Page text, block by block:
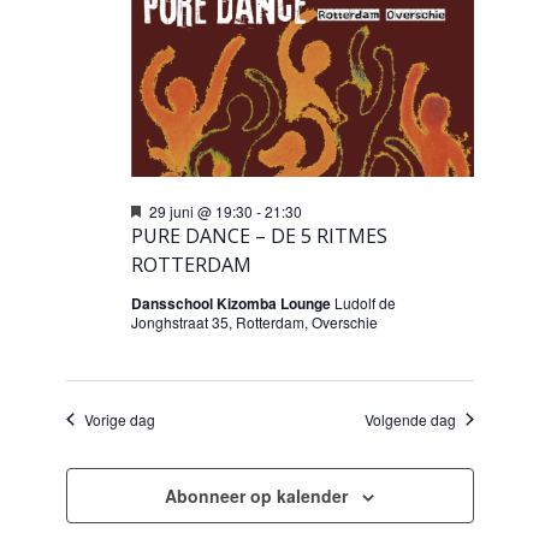
PURE DANCE – DE 5 RITMES
ROTTERDAM
Uitgelicht
29 juni @ 19:30 -21:30
Dansschool Kizomba Lounge Ludolf de
Jonghstraat 35, Rotterdam, Overschie
Vorige dag Volgende dag
Abonneer op kalender